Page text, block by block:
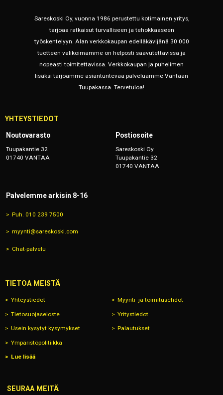
Sareskoski Oy, vuonna 1986 perustettu kotimainen yritys,
tarjoaa ratkaisut turvalliseen ja tehokkaaseen
työskentelyyn. Alan verkkokaupan edelläkävijänä 30 000
tuotteen valikoimamme on helposti saavutettavissa ja
nopeasti toimitettavissa. Verkkokaupan ja puhelimen
lisäksi tarjoamme asiantuntevaa palveluamme Vantaan
Tuupakassa. Tervetuloa!
YHTEYSTIEDOT
Noutovarasto
Tuupakantie 32
01740 VANTAA
Postiosoite
Sareskoski Oy
Tuupakantie 32
01740 VANTAA
Palvelemme arkisin 8-16
Puh. 010 239 7500
myynti@sareskoski.com
Chat-palvelu
TIETOA MEISTÄ
Yhteystiedot Myynti- ja toimitusehdot
Tietosuojaseloste Yritystiedot
Usein kysytyt kysymykset Palautukset
Ympäristöpolitiikka
Lue lisää
SEURAA MEITÄ